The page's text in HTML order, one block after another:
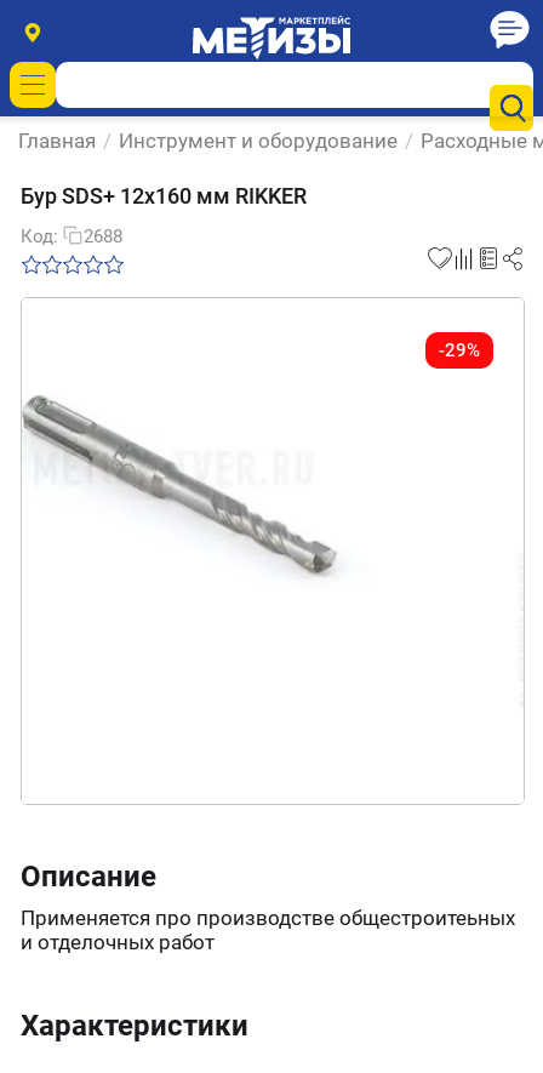
Главная / Инструмент и оборудование / Расходные
Бур SDS+ 12х160 мм RIKKER
Код: 2688
-29%
Описание
Применяется про производстве общестроитеьных
и отделочных работ
Характеристики